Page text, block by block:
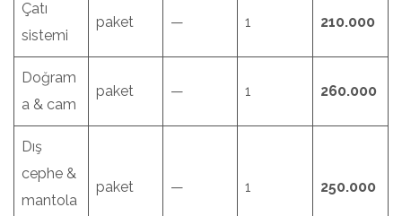
Çatı
sistemi
paket — 1 210.000
Doğram
a & cam
paket — 1 260.000
Dış
cephe &
mantola
paket — 1 250.000